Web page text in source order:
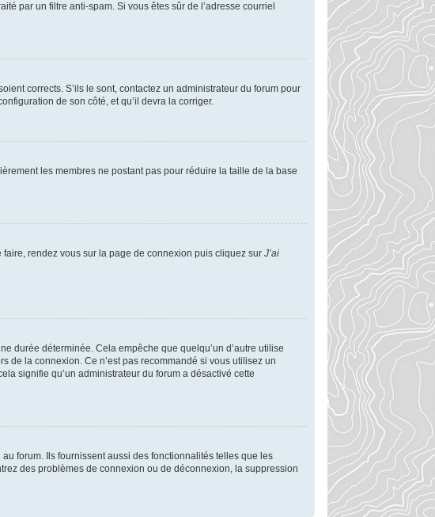
par un filtre anti-spam. Si vous êtes sûr de l’adresse courriel
corrects. S’ils le sont, contactez un administrateur du forum pour
de son côté, et qu’il devra la corriger.
les membres ne postant pas pour réduire la taille de la base
rendez vous sur la page de connexion puis cliquez sur J’ai
durée déterminée. Cela empêche que quelqu’un d’autre utilise
de la connexion. Ce n’est pas recommandé si vous utilisez un
signifie qu’un administrateur du forum a désactivé cette
forum. Ils fournissent aussi des fonctionnalités telles que les
des problèmes de connexion ou de déconnexion, la suppression